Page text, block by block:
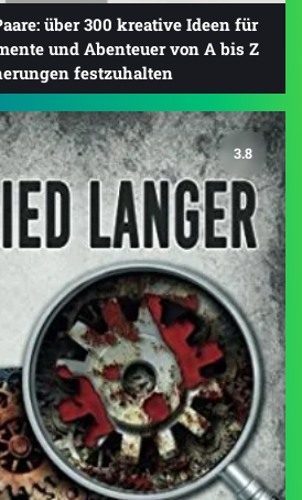
über 300 kreative Ideen für
und Abenteuer von A bis Z
festzuhalten
3.8